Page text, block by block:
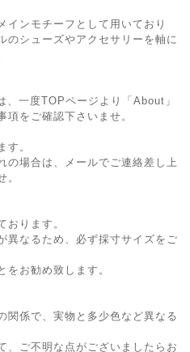
インモチーフとして用いており
のシューズやアクセサリーを軸に
一度TOPページより「About」
項をご確認下さいませ。
す。
の場合は、メールでご連絡差し上
。
おります。
異なるため、必ず採寸サイズをご
をお勧め致します。
関係で、実物と多少色など異なる
、ご不明な点がございましたらお